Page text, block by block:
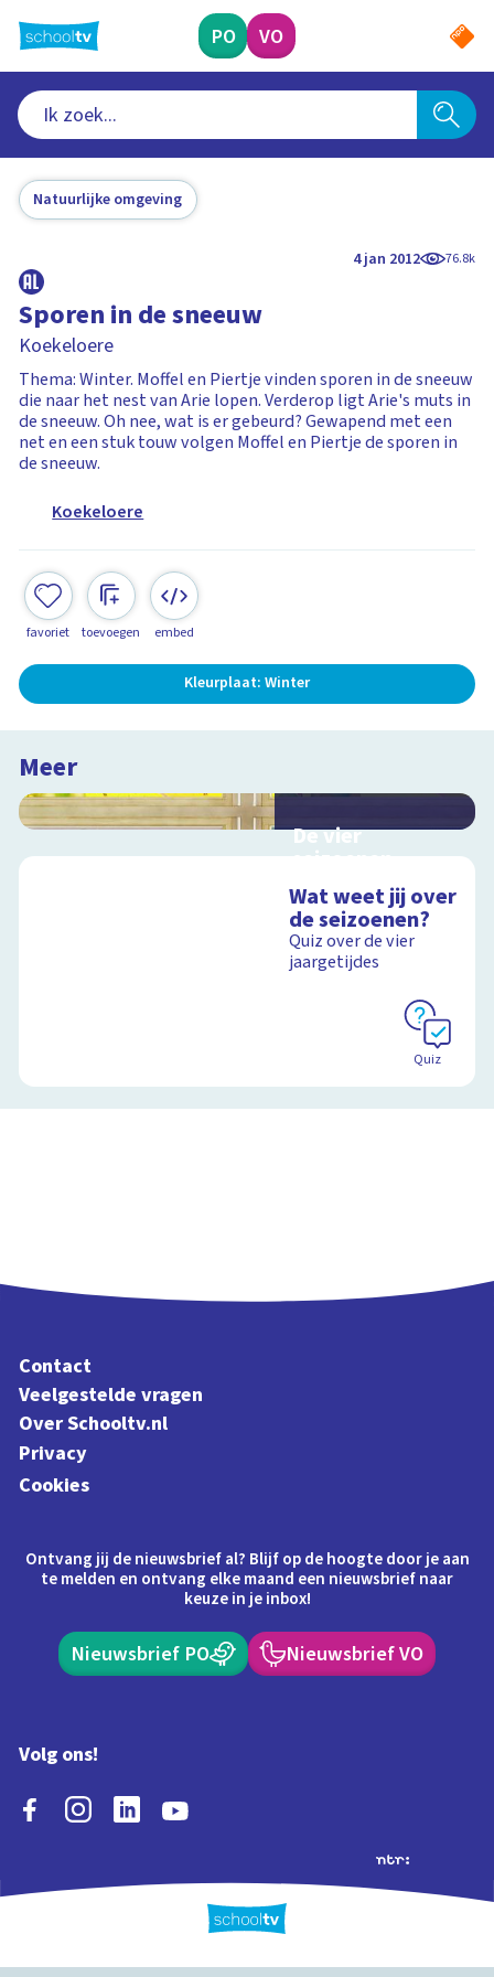
naar
hoofdinhoud
PO VO
Natuurlijke omgeving
4 jan 2012 76.8k
Sporen in de sneeuw
Koekeloere
Thema: Winter. Moffel en Piertje vinden sporen in de sneeuw
die naar het nest van Arie lopen. Verderop ligt Arie's muts in
de sneeuw. Oh nee, wat is er gebeurd? Gewapend met een
net en een stuk touw volgen Moffel en Piertje de sporen in
de sneeuw.
Koekeloere
favoriet toevoegen embed
Kleurplaat: Winter
Meer
De vier
seizoenen
schoolplaat over de
seizoenen
Schoolplaat
Wat weet jij over
de seizoenen?
Quiz over de vier
jaargetijdes
Quiz
Contact
Veelgestelde vragen
Over Schooltv.nl
Privacy
Cookies
Ontvang jij de nieuwsbrief al? Blijf op de hoogte door je aan
te melden en ontvang elke maand een nieuwsbrief naar
keuze in je inbox!
Nieuwsbrief PO Nieuwsbrief VO
Volg ons!